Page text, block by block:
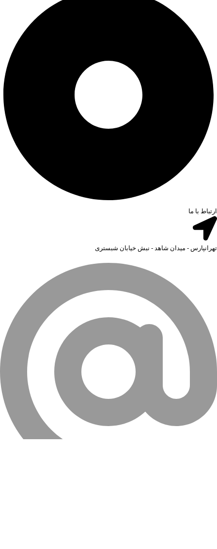
ارتباط با ما
تهرانپارس - میدان شاهد - نبش خیابان شبستری